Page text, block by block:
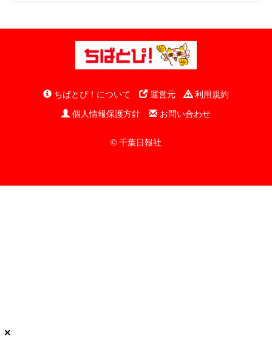
ちばとぴ！について 運営元
利用規約
個人情報保護方針
お問い合わせ
© 千葉日報社
×